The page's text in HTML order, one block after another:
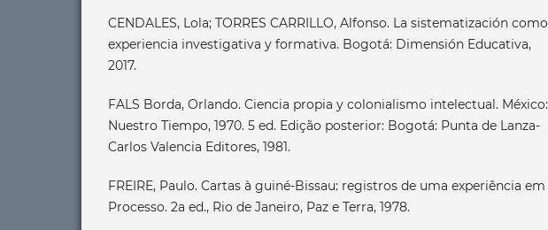
CENDALES, Lola; TORRES CARRILLO, Alfonso. La sistematización como
experiencia investigativa y formativa. Bogotá: Dimensión Educativa,
2017.
FALS Borda, Orlando. Ciencia propia y colonialismo intelectual. México:
Nuestro Tiempo, 1970. 5 ed. Edição posterior: Bogotá: Punta de Lanza-
Carlos Valencia Editores, 1981.
FREIRE, Paulo. Cartas à guiné-Bissau: registros de uma experiência em
Processo. 2a ed., Rio de Janeiro, Paz e Terra, 1978.